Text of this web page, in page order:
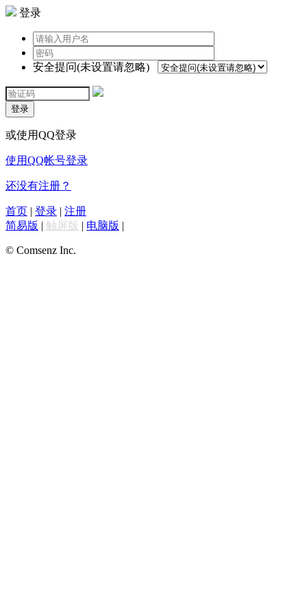
登录
安全提问(未设置请忽略)
登录
或使用QQ登录
使用QQ帐号登录
还没有注册？
首页 | 登录 | 注册
简易版 | 触屏版 | 电脑版 |
© Comsenz Inc.